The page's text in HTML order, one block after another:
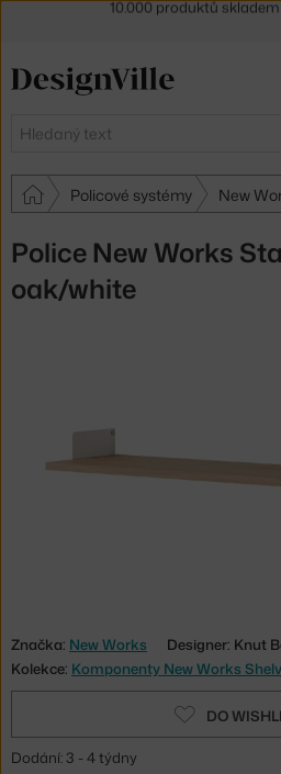
Hledat
Policové systémy New
Police New Works
oak/white
Značka: New Works
Designer: Knut
Kolekce: Komponenty New Works
DO
Dodání: 3 - 4 týdny
30 dní na